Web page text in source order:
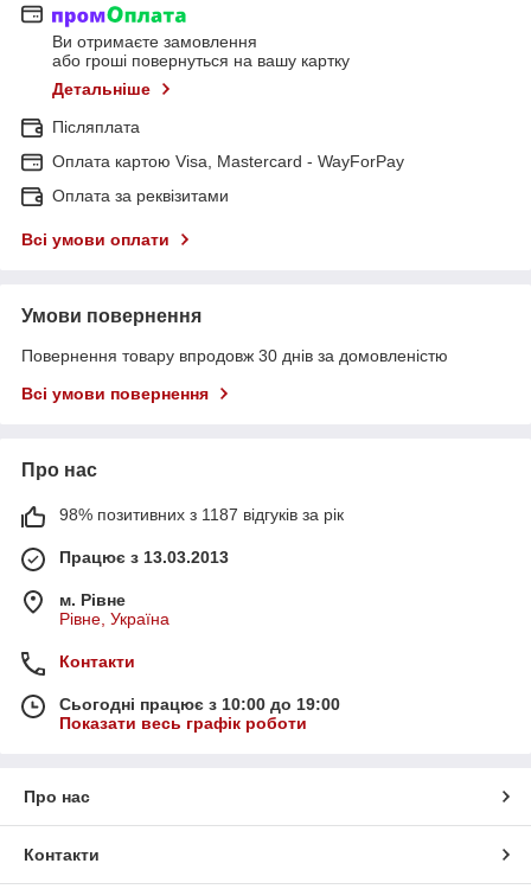
Ви отримаєте замовлення
або гроші повернуться на вашу картку
Детальніше
Післяплата
Оплата картою Visa, Mastercard - WayForPay
Оплата за реквізитами
Всі умови оплати
Умови повернення
Повернення товару впродовж 30 днів за домовленістю
Всі умови повернення
Про нас
98% позитивних з 1187 відгуків за рік
Працює з 13.03.2013
м. Рівне
Рівне, Україна
Контакти
Сьогодні працює з 10:00 до 19:00
Показати весь графік роботи
Про нас
Контакти